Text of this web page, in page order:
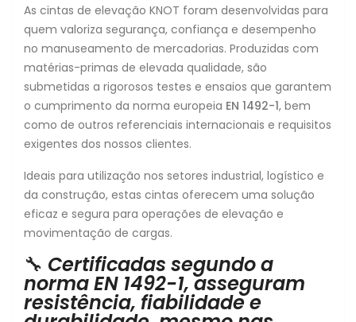
As cintas de elevação KNOT foram desenvolvidas para
quem valoriza segurança, confiança e desempenho
no manuseamento de mercadorias. Produzidas com
matérias-primas de elevada qualidade, são
submetidas a rigorosos testes e ensaios que garantem
o cumprimento da norma europeia EN 1492-1, bem
como de outros referenciais internacionais e requisitos
exigentes dos nossos clientes.
Ideais para utilização nos setores industrial, logístico e
da construção, estas cintas oferecem uma solução
eficaz e segura para operações de elevação e
movimentação de cargas.
🔧 Certificadas segundo a
norma EN 1492-1, asseguram
resistência, fiabilidade e